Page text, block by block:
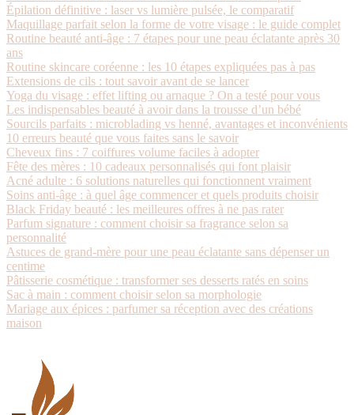
Épilation définitive : laser vs lumière pulsée, le comparatif
Maquillage parfait selon la forme de votre visage : le guide complet
Routine beauté anti-âge : 7 étapes pour une peau éclatante après 30
ans
Routine skincare coréenne : les 10 étapes expliquées pas à pas
Extensions de cils : tout savoir avant de se lancer
Yoga du visage : effet lifting ou arnaque ? On a testé pour vous
Les indispensables beauté à avoir dans la trousse d’un bébé
Sourcils parfaits : microblading vs henné, avantages et inconvénients
10 erreurs beauté que vous faites sans le savoir
Cheveux fins : 7 coiffures volume faciles à adopter
Fête des mères : 10 cadeaux personnalisés qui font plaisir
Acné adulte : 6 solutions naturelles qui fonctionnent vraiment
Soins anti-âge : à quel âge commencer et quels produits choisir
Black Friday beauté : les meilleures offres à ne pas rater
Parfum signature : comment choisir sa fragrance selon sa
personnalité
Astuces de grand-mère pour une peau éclatante sans dépenser un
centime
Pâtisserie cosmétique : transformer ses desserts ratés en soins
Sac à main : comment choisir selon sa morphologie
Mariage aux épices : parfumer sa réception avec des créations
maison